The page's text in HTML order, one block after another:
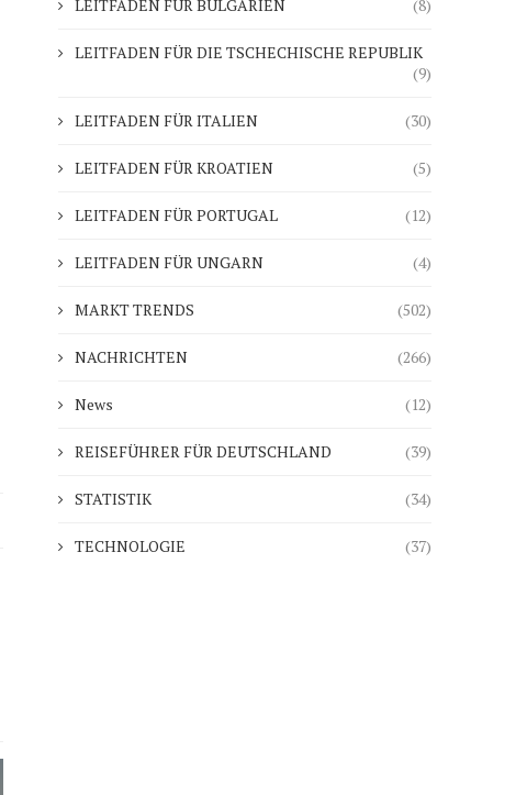
LEITFADEN FÜR BULGARIEN (8)
LEITFADEN FÜR DIE TSCHECHISCHE REPUBLIK
(9)
LEITFADEN FÜR ITALIEN (30)
LEITFADEN FÜR KROATIEN (5)
LEITFADEN FÜR PORTUGAL (12)
LEITFADEN FÜR UNGARN (4)
MARKT TRENDS (502)
NACHRICHTEN (266)
News (12)
REISEFÜHRER FÜR DEUTSCHLAND (39)
STATISTIK (34)
TECHNOLOGIE (37)